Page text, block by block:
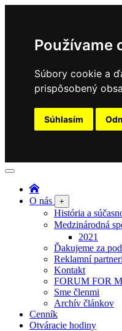
Používame
Súbory cookie a
prispôsobený
Súhlasím
O nás +
História a
Medzinárodná
2021
Ďakujeme za
Reklamní partneri
Kontakt
FORUM FOR
Sme členmi
Archív článkov
Cenník
Otváracie hodiny